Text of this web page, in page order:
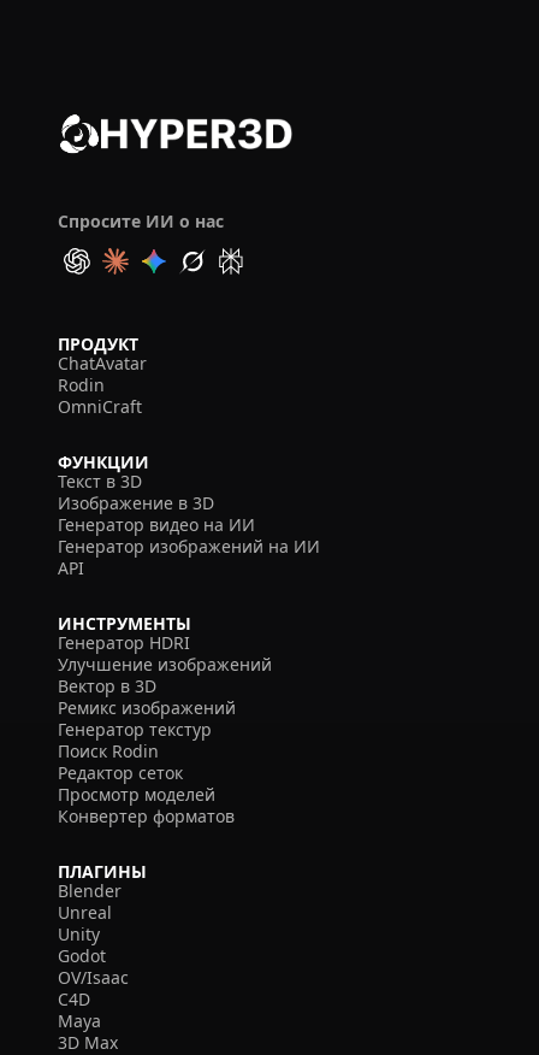
Спросите ИИ о нас
ПРОДУКТ
ChatAvatar
Rodin
OmniCraft
ФУНКЦИИ
Текст в 3D
Изображение в 3D
Генератор видео на ИИ
Генератор изображений на ИИ
API
ИНСТРУМЕНТЫ
Генератор HDRI
Улучшение изображений
Вектор в 3D
Ремикс изображений
Генератор текстур
Поиск Rodin
Редактор сеток
Просмотр моделей
Конвертер форматов
ПЛАГИНЫ
Blender
Unreal
Unity
Godot
OV/Isaac
C4D
Maya
3D Max